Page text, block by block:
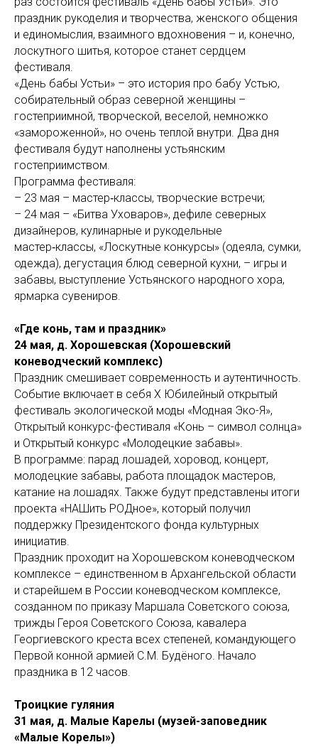
праздник рукоделия и творчества, женского общения
и единомыслия, взаимного вдохновения – и, конечно,
лоскутного шитья, которое станет сердцем
фестиваля.
«День бабы Устьи» – это история про бабу Устью,
собирательный образ северной женщины –
гостеприимной, творческой, веселой, немножко
«замороженной», но очень теплой внутри. Два дня
фестиваля будут наполнены устьянским
гостеприимством.
Программа фестиваля:
– 23 мая – мастер‑классы, творческие встречи;
– 24 мая – «Битва Уховаров», дефиле северных
дизайнеров, кулинарные и рукодельные
мастер‑классы, «Лоскутные конкурсы» (одеяла, сумки,
одежда), дегустация блюд северной кухни, – игры и
забавы, выступление Устьянского народного хора,
ярмарка сувениров.
«Где конь, там и праздник»
24 мая, д. Хорошевская (Хорошевский
коневодческий комплекс)
Праздник смешивает современность и аутентичность.
Событие включает в себя Х Юбилейный открытый
фестиваль экологической моды «Модная Эко-Я»,
Открытый конкурс-фестиваля «Конь – символ солнца»
и Открытый конкурс «Молодецкие забавы».
В программе: парад лошадей, хоровод, концерт,
молодецкие забавы, работа площадок мастеров,
катание на лошадях. Также будут представлены итоги
проекта «НАШить РОДное», который получил
поддержку Президентского фонда культурных
инициатив.
Праздник проходит на Хорошевском коневодческом
комплексе – единственном в Архангельской области
и старейшем в России коневодческом комплексе,
созданном по приказу Маршала Советского союза,
трижды Героя Советского Союза, кавалера
Георгиевского креста всех степеней, командующего
Первой конной армией С.М. Будёного. Начало
праздника в 12 часов.
Троицкие гуляния
31 мая, д. Малые Карелы (музей-заповедник
«Малые Корелы»)